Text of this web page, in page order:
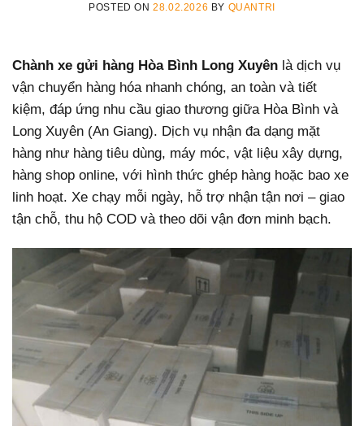
POSTED ON28.02.2026 BY QUANTRI
Chành xe gửi hàng Hòa Bình Long Xuyên là dịch vụ
vận chuyển hàng hóa nhanh chóng, an toàn và tiết
kiệm, đáp ứng nhu cầu giao thương giữa Hòa Bình và
Long Xuyên (An Giang). Dịch vụ nhận đa dạng mặt
hàng như hàng tiêu dùng, máy móc, vật liệu xây dựng,
hàng shop online, với hình thức ghép hàng hoặc bao xe
linh hoạt. Xe chạy mỗi ngày, hỗ trợ nhận tận nơi – giao
tận chỗ, thu hộ COD và theo dõi vận đơn minh bạch.